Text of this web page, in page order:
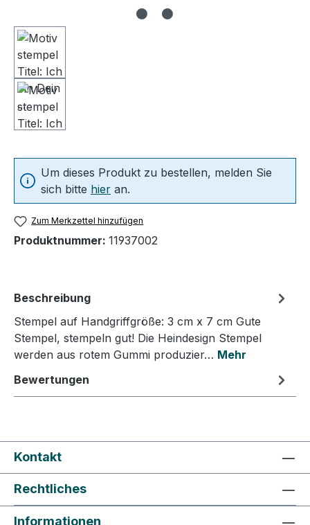
Um dieses Produkt zu bestellen, melden Sie
sich bitte hier an.
Zum Merkzettel hinzufügen
Produktnummer: 11937002
Beschreibung
Stempel auf Handgriffgröße: 3 cm x 7 cm Gute
Stempel, stempeln gut! Die Heindesign Stempel
werden aus rotem Gummi produzier… Mehr
Bewertungen
Kontakt
Rechtliches
Informationen